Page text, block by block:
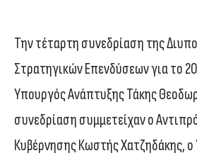
Την τέταρτη συνεδρίαση της
Στρατηγικών Επενδύσεων για το
Υπουργός Ανάπτυξης Τάκης
συνεδρίαση συμμετείχαν ο
Κυβέρνησης Κωστής Χατζηδάκης,